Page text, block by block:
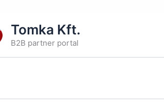
Tomka Kft.
B2B partner portal